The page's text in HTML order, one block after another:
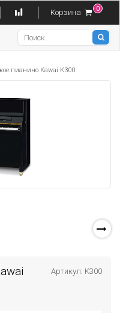
Корзина 0
пианино Kawai K300
Артикул: K300